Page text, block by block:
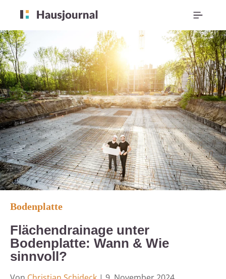
Bodenplatte
Flächendrainage unter
Bodenplatte: Wann & Wie
sinnvoll?